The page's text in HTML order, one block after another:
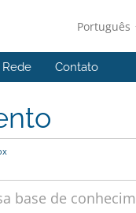
Português
Rede Contato